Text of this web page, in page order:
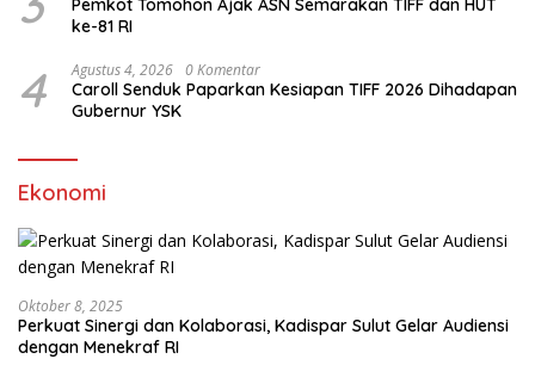
Pemkot Tomohon Ajak ASN Semarakan TIFF dan HUT
ke-81 RI
4 Agustus 4, 2026 0 Komentar
Caroll Senduk Paparkan Kesiapan TIFF 2026 Dihadapan
Gubernur YSK
Ekonomi
Oktober 8, 2025
Perkuat Sinergi dan Kolaborasi, Kadispar Sulut Gelar Audiensi
dengan Menekraf RI